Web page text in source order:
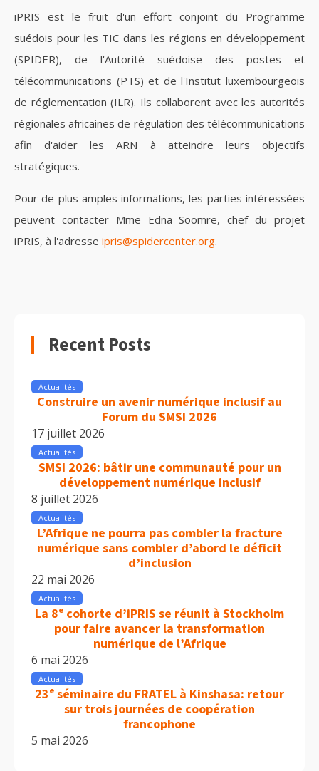
iPRIS est le fruit d'un effort conjoint du Programme
suédois pour les TIC dans les régions en développement
(SPIDER), de l'Autorité suédoise des postes et
télécommunications (PTS) et de l'Institut luxembourgeois
de réglementation (ILR). Ils collaborent avec les autorités
régionales africaines de régulation des télécommunications
afin d'aider les ARN à atteindre leurs objectifs
stratégiques.
Pour de plus amples informations, les parties intéressées
peuvent contacter Mme Edna Soomre, chef du projet
iPRIS, à l'adresse ipris@spidercenter.org.
Recent Posts
Actualités
Construire un avenir numérique inclusif au
Forum du SMSI 2026
17 juillet 2026
Actualités
SMSI 2026: bâtir une communauté pour un
développement numérique inclusif
8 juillet 2026
Actualités
L’Afrique ne pourra pas combler la fracture
numérique sans combler d’abord le déficit
d’inclusion
22 mai 2026
Actualités
La 8ᵉ cohorte d’iPRIS se réunit à Stockholm
pour faire avancer la transformation
numérique de l’Afrique
6 mai 2026
Actualités
23ᵉ séminaire du FRATEL à Kinshasa: retour
sur trois journées de coopération
francophone
5 mai 2026